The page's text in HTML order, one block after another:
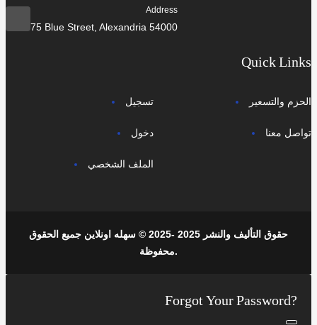
Address
75 Blue Street, Alexandria 54000
Quick Links
تسجيل
دخول
الملف الشخصي
الحزم والتسعير
تواصل معنا
حقوق التأليف والنشر 2025 -2025 © سهله اونلاين جميع الحقوق
محفوظة.
Forgot Your Password?